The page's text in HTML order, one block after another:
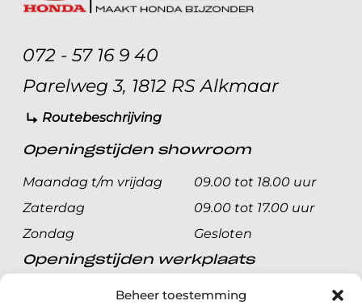
Beheer toestemming
072 - 57 16 9 40
Parelweg 3, 1812 RS Alkmaar
Routebeschrijving
Openingstijden showroom
Maandag t/m vrijdag
09.00 tot 18.00 uur
Zaterdag
09.00 tot 17.00 uur
Zondag
Gesloten
Openingstijden werkplaats
Maandag t/m vrijdag
08.00 tot 17.00 uur